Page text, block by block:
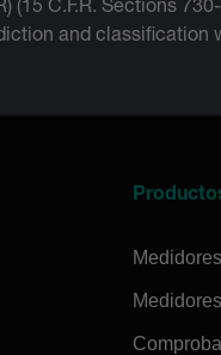
(15 C.F.R. Sections
and classification